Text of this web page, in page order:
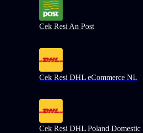
Cek Resi An Post
Cek Resi DHL eCommerce NL
Cek Resi DHL Poland Domestic